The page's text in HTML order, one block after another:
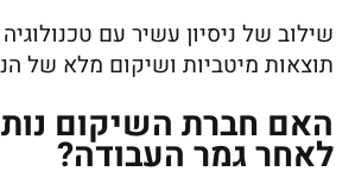
שילוב של ניסיון עשיר עם
תוצאות מיטביות ושיקום מלא של
האם חברת השיקום
לאחר גמר העבודה?